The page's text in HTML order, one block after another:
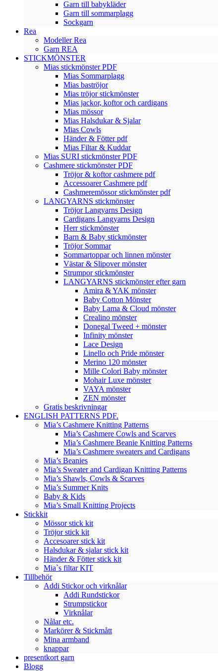
Garn till babykläder
Garn till sommarplagg
Sockgarn
Rea
Modeller Rea
Garn REA
STICKMÖNSTER
Mias stickmönster PDF
Mias Sommarplagg
Mias baströjor
Mias tröjor stickmönster
Mias jackor, koftor och cardigans
Mias mössor
Mias Halsdukar & Sjalar
Mias Cowls
Händer & Fötter pdf
Mias Filtar & Kuddar
Mias SURI stickmönster PDF
Cashmere stickmönster PDF
Tröjor & koftor cashmere pdf
Accessoarer Cashmere pdf
Cashmeremössor stickmönster pdf
LANGYARNS stickmönster
Tröjor Langyarns Design
Cardigans Langyarns Design
Herr stickmönster
Barn & Baby stickmönster
Tröjor Sommar
Sommartoppar och linnen mönster
Västar & Slipover mönster
Strumpor stickmönster
LANGYARNS stickmönster efter garn
Amira & YAK mönster
Baby Cotton Mönster
Baby Lama & Cloud mönster
Crealino mönster
Donegal Tweed + mönster
Infinity mönster
Lace Design
Linello och Pride mönster
Merino 120 mönster
Mille Colori Baby mönster
Mohair Luxe mönster
VAYA mönster
ZEN mönster
Gratis beskrivningar
ENGLISH PATTERNS PDF.
Mia’s Cashmere Knitting Patterns
Mia’s Cashmere Cowls and Scarves
Mia’s Cashmere Beanie Knitting Patterns
Mia’s Cashmere sweaters and Cardigans
Mia’s Beanies
Mia’s Sweater and Cardigan Knitting Patterns
Mia’s Shawls, Cowls & Scarves
Mia’s Summer Knits
Baby & Kids
Mia’s Small Knitting Projects
Stickkit
Mössor stick kit
Tröjor stick kit
Accesoarer stick kit
Halsdukar & sjalar stick kit
Händer & Fötter stick kit
Mia`s filtar KIT
Tillbehör
Addi Stickor och virknålar
Addi Rundstickor
Strumpstickor
Virknålar
Nålar etc.
Markörer & Stickmått
Mina armband
knappar
presentkort garn
Blogg